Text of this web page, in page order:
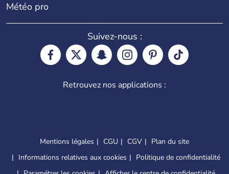
Météo pro
Suivez-nous :
Retrouvez nos applications :
Mentions légales CGU CGV
Plan du site
Informations relatives aux cookies
Politique de confidentialité